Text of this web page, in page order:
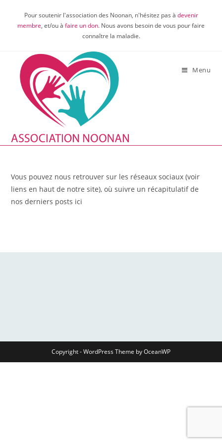
Pour soutenir l'association des Noonan, n'hésitez pas à devenir
membre, et/ou à faire un don. Nous avons besoin de vous pour faire
connaître la maladie.
Menu
Vous pouvez nous retrouver sur les réseaux sociaux (voir
liens en haut de notre site), où suivre un récapitulatif de
nos derniers posts ici
Copyright - WordPress Theme by OceanWP